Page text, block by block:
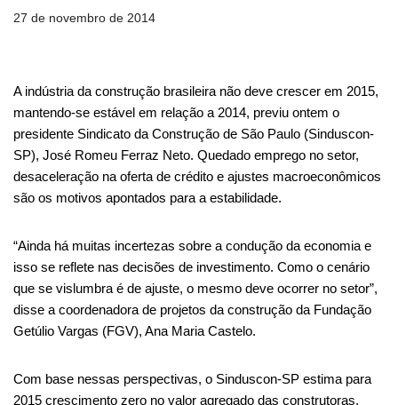
27 de novembro de 2014
A indústria da construção brasileira não deve crescer em 2015,
mantendo-se estável em relação a 2014, previu ontem o
presidente Sindicato da Construção de São Paulo (Sinduscon-
SP), José Romeu Ferraz Neto. Quedado emprego no setor,
desaceleração na oferta de crédito e ajustes macroeconômicos
são os motivos apontados para a estabilidade.
“Ainda há muitas incertezas sobre a condução da economia e
isso se reflete nas decisões de investimento. Como o cenário
que se vislumbra é de ajuste, o mesmo deve ocorrer no setor”,
disse a coordenadora de projetos da construção da Fundação
Getúlio Vargas (FGV), Ana Maria Castelo.
Com base nessas perspectivas, o Sinduscon-SP estima para
2015 crescimento zero no valor agregado das construtoras,